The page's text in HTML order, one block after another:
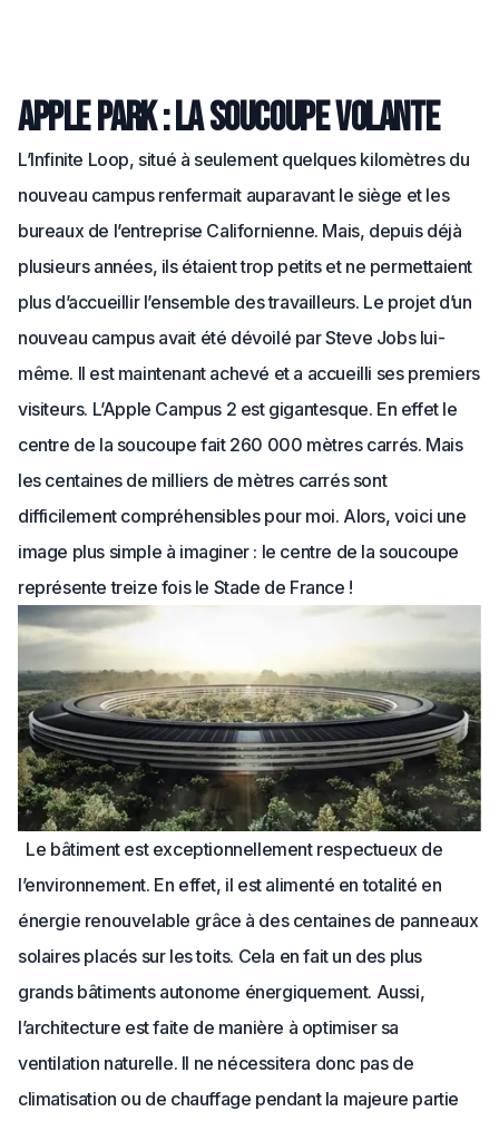
Apple Park : la soucoupe volante
L’Infinite Loop, situé à seulement quelques kilomètres du
nouveau campus renfermait auparavant le siège et les
bureaux de l’entreprise Californienne. Mais, depuis déjà
plusieurs années, ils étaient trop petits et ne permettaient
plus d’accueillir l’ensemble des travailleurs. Le projet d’un
nouveau campus avait été dévoilé par Steve Jobs lui-
même. Il est maintenant achevé et a accueilli ses premiers
visiteurs. L’Apple Campus 2 est gigantesque. En effet le
centre de la soucoupe fait 260 000 mètres carrés. Mais
les centaines de milliers de mètres carrés sont
difficilement compréhensibles pour moi. Alors, voici une
image plus simple à imaginer : le centre de la soucoupe
représente treize fois le Stade de France !
Le bâtiment est exceptionnellement respectueux de
l’environnement. En effet, il est alimenté en totalité en
énergie renouvelable grâce à des centaines de panneaux
solaires placés sur les toits. Cela en fait un des plus
grands bâtiments autonome énergiquement. Aussi,
l’architecture est faite de manière à optimiser sa
ventilation naturelle. Il ne nécessitera donc pas de
climatisation ou de chauffage pendant la majeure partie